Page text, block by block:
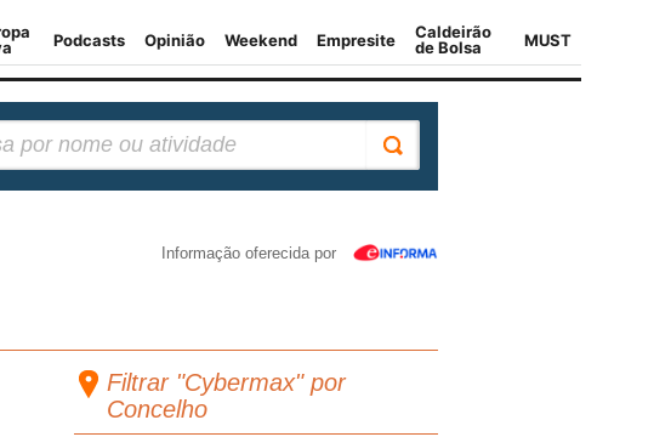
Informação oferecida por
Filtrar "Cybermax" por
Concelho